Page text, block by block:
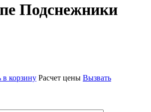
Подснежники
в корзину Расчет цены Вызвать